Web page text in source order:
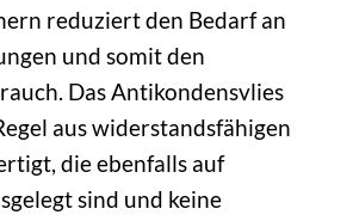
reduziert den Bedarf an
und somit den
Das Antikondensvlies
aus widerstandsfähigen
die ebenfalls auf
sind und keine